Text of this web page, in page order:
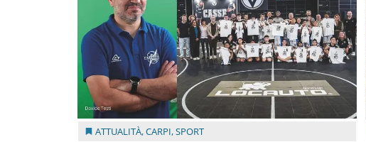
ATTUALITÀ,CARPI,SPORT